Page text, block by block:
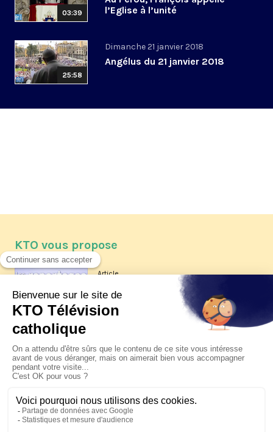
03:39
l’Eglise à l’unité
25:58
Dimanche 21 janvier 2018
Angélus du 21 janvier 2018
KTO vous propose
Article
Les reportages d'été 2026 de KTO
La visite pastorale du pape Léon
XIV à Assise à suivre sur KTO le
jeudi 6 août
Le pape en Uruguay, Argentine et
Pérou du 6 au 17 novembre 2026